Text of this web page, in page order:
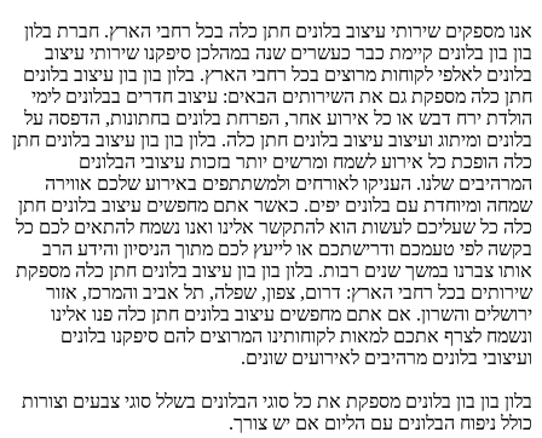
אנו מספקים שירותי עיצוב בלונים חתן כלה בכל רחבי הארץ. חברת בלון
בון בון בלונים קיימת כבר כעשרים שנה במהלכן סיפקנו שירותי עיצוב
בלונים לאלפי לקוחות מרוצים בכל רחבי הארץ. בלון בון בון עיצוב בלונים
חתן כלה מספקת גם את השירותים הבאים: עיצוב חדרים בבלונים לימי
הולדת ירח דבש או כל אירוע אחר, הפרחת בלונים בחתונות, הדפסה על
בלונים ומיתוג ועיצוב עיצוב בלונים חתן כלה. בלון בון בון עיצוב בלונים חתן
כלה הופכת כל אירוע לשמח ומרשים יותר בזכות עיצובי הבלונים
המרהיבים שלנו. העניקו לאורחים ולמשתתפים באירוע שלכם אווירה
שמחה ומיוחדת עם בלונים יפים. כאשר אתם מחפשים עיצוב בלונים חתן
כלה כל שעליכם לעשות הוא להתקשר אלינו ואנו נשמח להתאים לכם כל
בקשה לפי טעמכם ודרישתכם או לייעץ לכם מתוך הניסיון והידע הרב
אותו צברנו במשך שנים רבות. בלון בון בון עיצוב בלונים חתן כלה מספקת
שירותים בכל רחבי הארץ: דרום, צפון, שפלה, תל אביב והמרכז, אזור
ירושלים והשרון. אם אתם מחפשים עיצוב בלונים חתן כלה פנו אלינו
ונשמח לצרף אתכם למאות לקוחותינו המרוצים להם סיפקנו בלונים
ועיצובי בלונים מרהיבים לאירועים שונים.
בלון בון בון בלונים מספקת את כל סוגי הבלונים בשלל סוגי צבעים וצורות
כולל ניפוח הבלונים עם הליום אם יש צורך.